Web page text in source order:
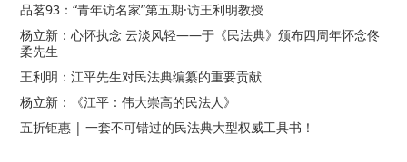
品茗93：“青年访名家”第五期·访王利明教授
杨立新：心怀执念 云淡风轻——于《民法典》颁布四周年怀念佟
柔先生
王利明：江平先生对民法典编纂的重要贡献
杨立新：《江平：伟大崇高的民法人》
五折钜惠 | 一套不可错过的民法典大型权威工具书！